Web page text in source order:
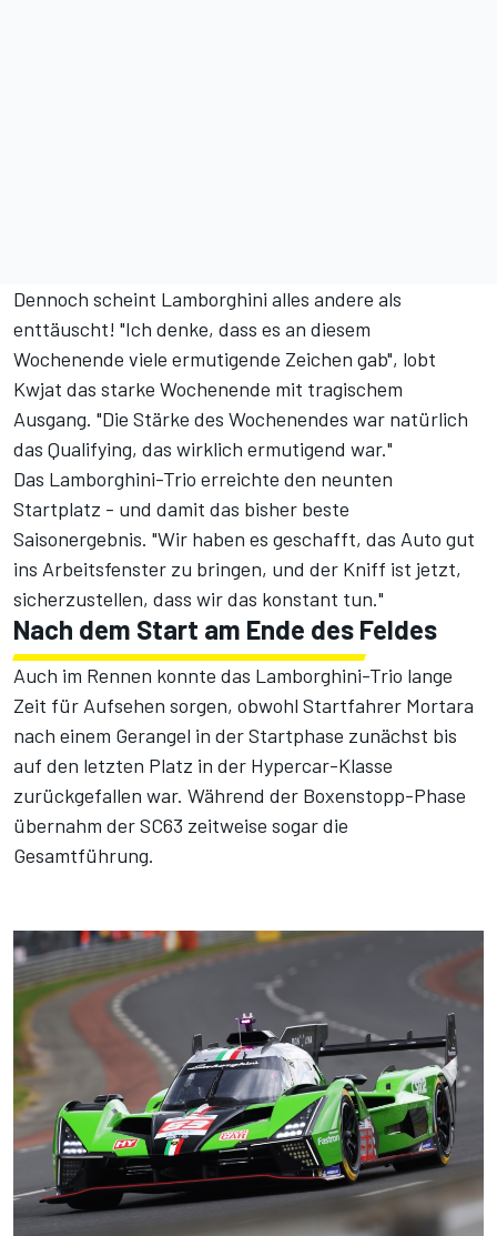
Dennoch scheint Lamborghini alles andere als
enttäuscht! "Ich denke, dass es an diesem
Wochenende viele ermutigende Zeichen gab", lobt
Kwjat das starke Wochenende mit tragischem
Ausgang. "Die Stärke des Wochenendes war natürlich
das Qualifying, das wirklich ermutigend war."
Das Lamborghini-Trio erreichte den neunten
Startplatz - und damit das bisher beste
Saisonergebnis. "Wir haben es geschafft, das Auto gut
ins Arbeitsfenster zu bringen, und der Kniff ist jetzt,
sicherzustellen, dass wir das konstant tun."
Nach dem Start am Ende des Feldes
Auch im Rennen konnte das Lamborghini-Trio lange
Zeit für Aufsehen sorgen, obwohl Startfahrer Mortara
nach einem Gerangel in der Startphase zunächst bis
auf den letzten Platz in der Hypercar-Klasse
zurückgefallen war. Während der Boxenstopp-Phase
übernahm der SC63 zeitweise sogar die
Gesamtführung.